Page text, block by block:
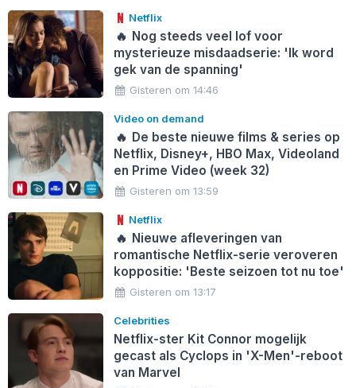
Netflix
🔥 Nog steeds veel lof voor
mysterieuze misdaadserie: 'Ik word
gek van de spanning'
Gisteren om 14:46
Video on demand
🔥 De beste nieuwe films & series op
Netflix, Disney+, HBO Max, Videoland
en Prime Video (week 32)
Gisteren om 13:59
Netflix
🔥 Nieuwe afleveringen van
romantische Netflix-serie veroveren
koppositie: 'Beste seizoen tot nu toe'
Gisteren om 13:17
Celebrities
Netflix-ster Kit Connor mogelijk
gecast als Cyclops in 'X-Men'-reboot
van Marvel